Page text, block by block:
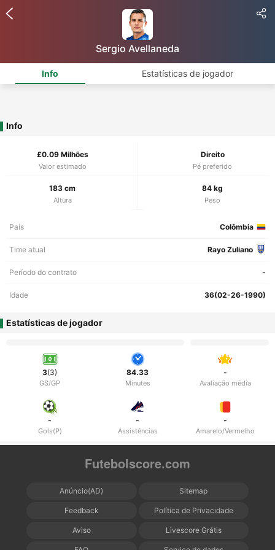
Sergio Avellaneda
Info Estatísticas de jogador
Info
£0.09 Milhões
Valor estimado
Direito
Pé preferido
183 cm
Altura
84 kg
Peso
País Colômbia
Time atual Rayo Zuliano
Período do contrato -
Idade 36(02-26-1990)
Estatísticas de jogador
3(3)
GS/GP
84.33
Minutes
-
Avaliação média
-
Gols(P)
-
Assistências
-
Amarelo/Vermelho
Futebolscore.com
Anúncio(AD) Sitemap
Feedback Política de Privacidade
Aviso Livescore Grátis